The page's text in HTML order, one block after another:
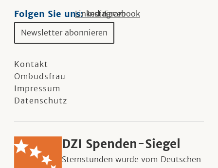
Folgen Sie uns:Linkedin
Instagram
Facebook
Newsletter abonnieren
Kontakt
Ombudsfrau
Impressum
Datenschutz
DZI Spenden-Siegel
Sternstunden wurde vom Deutschen